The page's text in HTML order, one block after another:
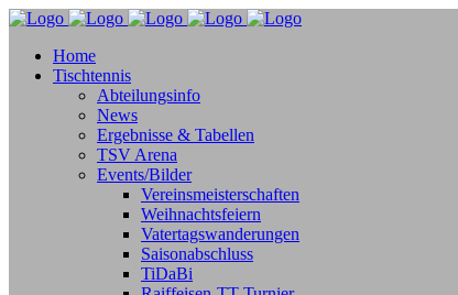
Home
Tischtennis
Abteilungsinfo
News
Ergebnisse & Tabellen
TSV Arena
Events/Bilder
Vereinsmeisterschaften
Weihnachtsfeiern
Vatertagswanderungen
Saisonabschluss
TiDaBi